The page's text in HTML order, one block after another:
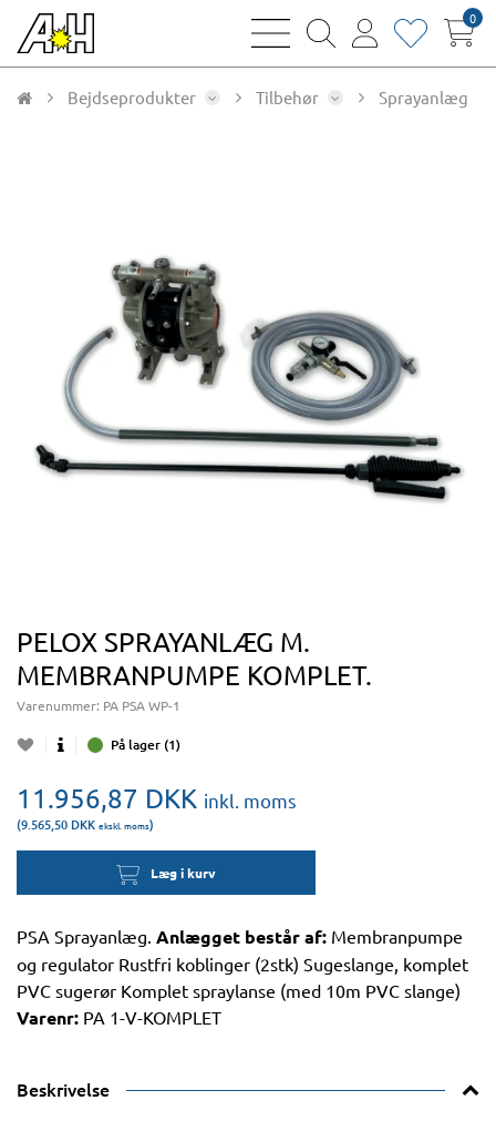
bars
magnifying
user
heart0
Bejdseprodukter Tilbehør Sprayanlæg
PELOX SPRAYANLÆG M.
MEMBRANPUMPE KOMPLET.
Varenummer: PA PSA WP-1
På lager (1)
11.956,87 DKK inkl. moms
(9.565,50 DKK ekskl. moms)
Læg i kurv
PSA Sprayanlæg. Anlægget består af: Membranpumpe
og regulator Rustfri koblinger (2stk) Sugeslange, komplet
PVC sugerør Komplet spraylanse (med 10m PVC slange)
Varenr: PA 1-V-KOMPLET
Beskrivelse